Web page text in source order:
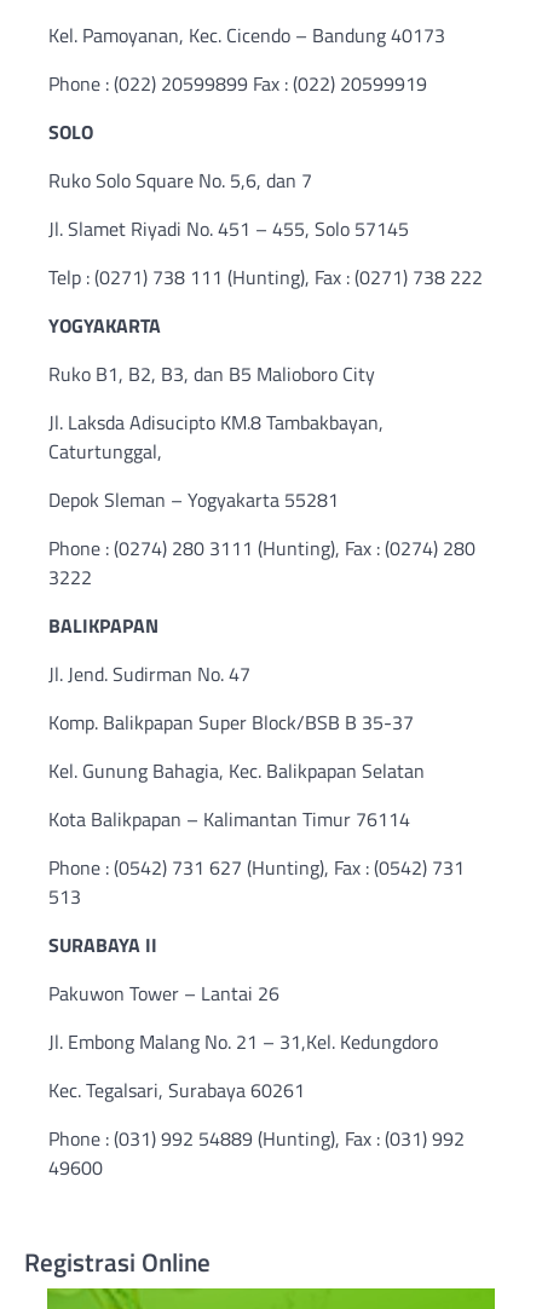
Kel. Pamoyanan, Kec. Cicendo – Bandung 40173
Phone : (022) 20599899 Fax : (022) 20599919
SOLO
Ruko Solo Square No. 5,6, dan 7
Jl. Slamet Riyadi No. 451 – 455, Solo 57145
Telp : (0271) 738 111 (Hunting), Fax : (0271) 738 222
YOGYAKARTA
Ruko B1, B2, B3, dan B5 Malioboro City
Jl. Laksda Adisucipto KM.8 Tambakbayan,
Caturtunggal,
Depok Sleman – Yogyakarta 55281
Phone : (0274) 280 3111 (Hunting), Fax : (0274) 280
3222
BALIKPAPAN
Jl. Jend. Sudirman No. 47
Komp. Balikpapan Super Block/BSB B 35-37
Kel. Gunung Bahagia, Kec. Balikpapan Selatan
Kota Balikpapan – Kalimantan Timur 76114
Phone : (0542) 731 627 (Hunting), Fax : (0542) 731
513
SURABAYA II
Pakuwon Tower – Lantai 26
Jl. Embong Malang No. 21 – 31,Kel. Kedungdoro
Kec. Tegalsari, Surabaya 60261
Phone : (031) 992 54889 (Hunting), Fax : (031) 992
49600
Registrasi Online